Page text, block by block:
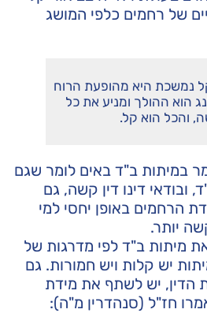
של רחמים כלפי המושג
נמשכת היא מהופעת הרוח
הוא ההולך ומניע את כל
והכל הוא קל.
במיתות ב"ד באים לומר שגם
ובודאי דינו דין קשה, גם
הרחמים באופן יחסי למי
יותר.
מיתות ב"ד לפי מדרגות של
יש קלות ויש חמורות. גם
הדין, יש לשתף את מידת
חז"ל (סנהדרין מ"ה):